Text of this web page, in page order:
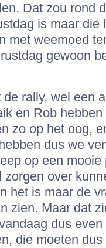
Dat zou rond
is maar die
met weemoed
gewoon
rally, wel een
en Rob
zo op het oog,
dus we
op een mooie
over
het is maar de
zien. Maar dat
dus
die moeten